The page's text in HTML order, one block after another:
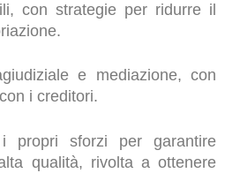
con strategie per ridurre il
e mediazione, con
i creditori.
propri sforzi per garantire
qualità, rivolta a ottenere